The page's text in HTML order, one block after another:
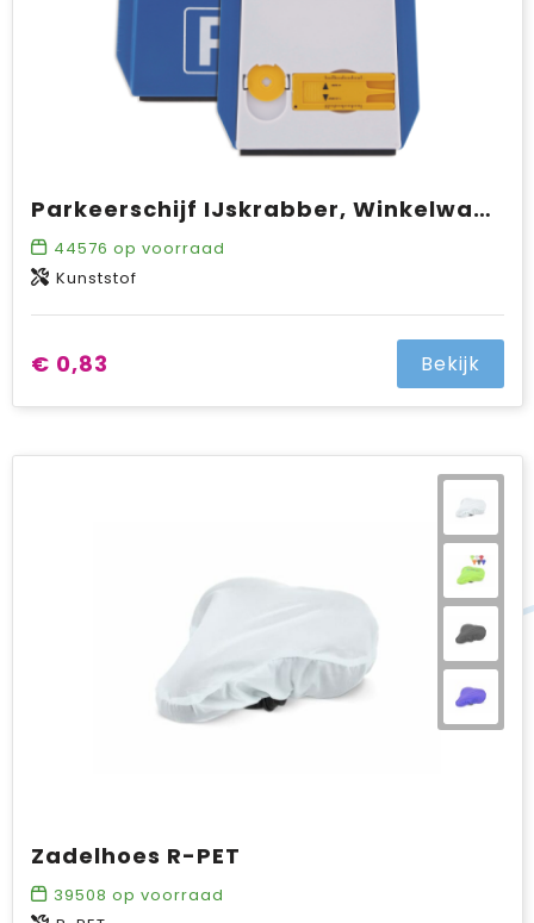
Parkeerschijf IJskrabber, Winkelwagenmuntje en bandenprofielmeter
44576 op voorraad
Kunststof
€ 0,83 Bekijk
Zadelhoes R-PET
39508 op voorraad